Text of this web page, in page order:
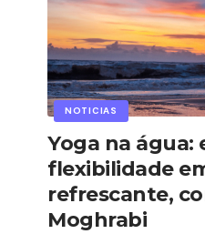
NOTICIAS
Yoga na água:
flexibilidade
refrescante,
Moghrabi